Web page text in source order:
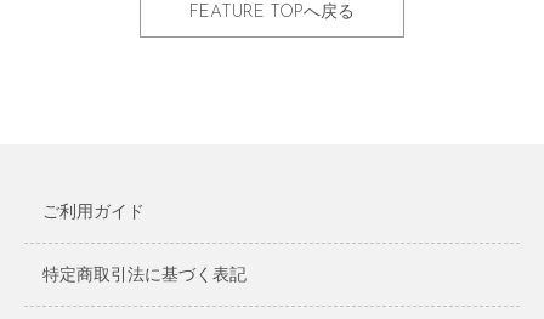
FEATURE TOPへ戻る
ご利用ガイド
特定商取引法に基づく表記